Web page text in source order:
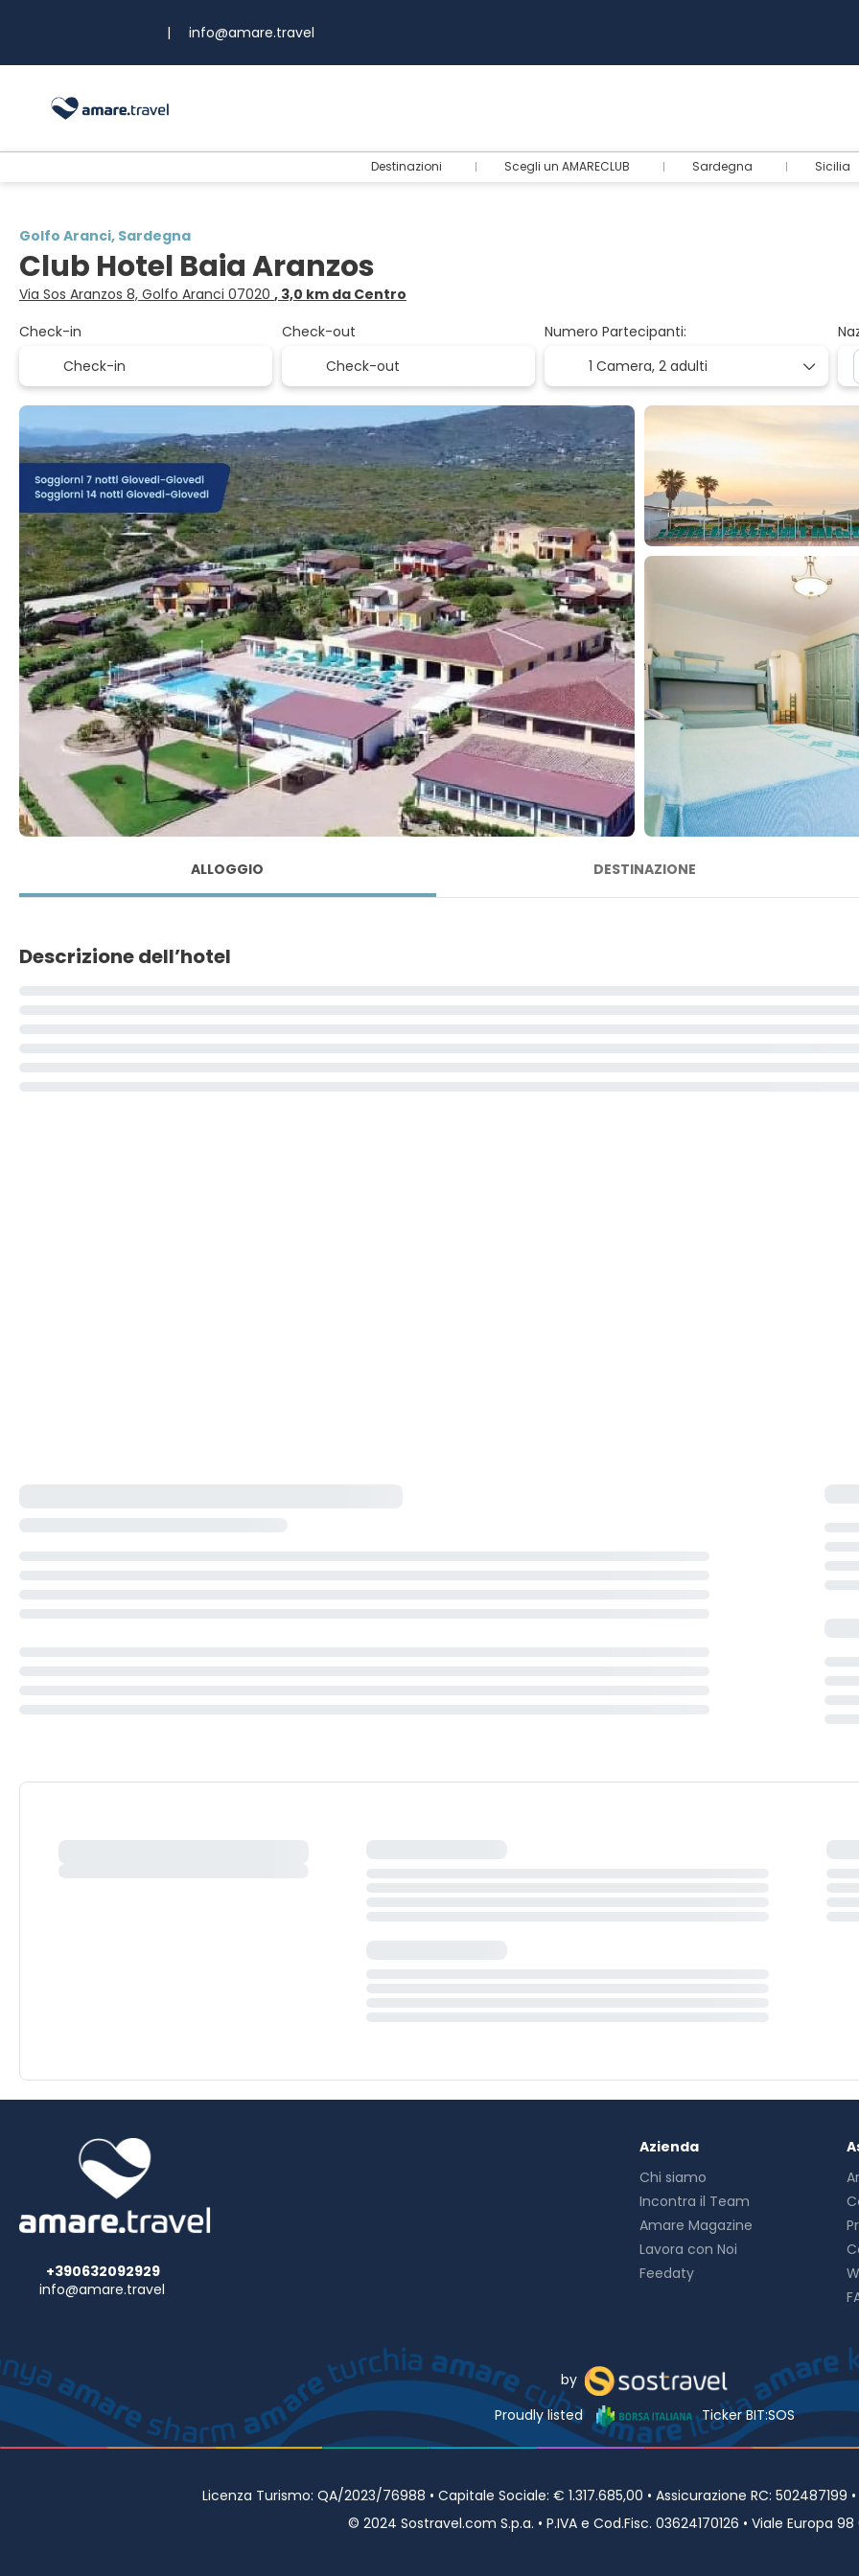
| info@amare.travel
Destinazioni Scegli un AMARECLUB Sardegna Sicilia
Golfo Aranci, Sardegna
Club Hotel Baia Aranzos
Via Sos Aranzos 8, Golfo Aranci 07020 , 3,0 km da Centro
Check-in
Check-out
Numero Partecipanti:
1 Camera, 2 adulti
ALLOGGIO DESTINAZIONE
Descrizione dell’hotel
+390632092929
info@amare.travel
Azienda
Chi siamo
Incontra il Team
Amare Magazine
Lavora con Noi
Feedaty
by
Proudly listed
Ticker BIT:SOS
Licenza Turismo: QA/2023/76988 • Capitale Sociale: € 1.317.685,00 • Assicurazione RC: 502487199
© 2024 Sostravel.com S.p.a. • P.IVA e Cod.Fisc. 03624170126 • Viale Europa 98